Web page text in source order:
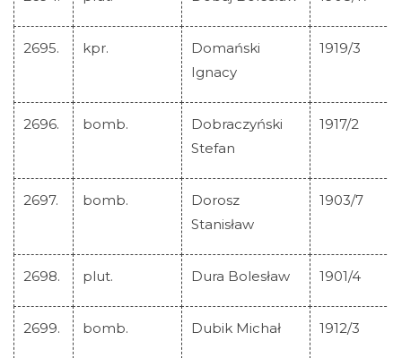
2695. kpr.
Domański
Ignacy
1919/3
2696. bomb.
Dobraczyński
Stefan
1917/2
2697. bomb.
Dorosz
Stanisław
1903/7
2698. plut. Dura Bolesław 1901/4
2699. bomb. Dubik Michał 1912/3